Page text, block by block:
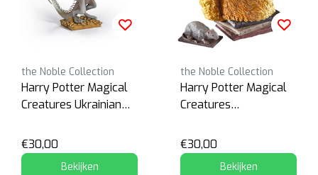
the Noble Collection
Harry Potter Magical
Creatures Ukrainian
€30,00
Bekijken
the Noble Collection
Harry Potter Magical
Creatures
€30,00
Bekijken